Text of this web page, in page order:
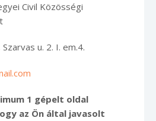
Civil Közösségi
u. 2. I. em.4.
1 gépelt oldal
az Ön által javasolt